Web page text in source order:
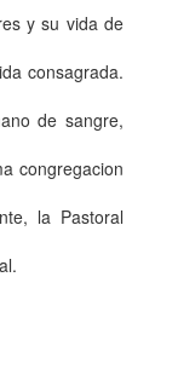
y su vida de
consagrada.
de sangre,
congregacion
la Pastoral